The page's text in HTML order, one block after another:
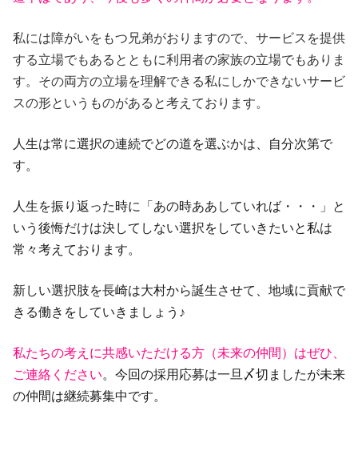
私には障がいをもつ兄弟がおりますので、サービスを提供
する立場でもあるとともに利用者の家族の立場でもありま
す。その両方の立場を理解できる私にしかできないサービ
スの形というものがあると考えております。
人生は常に選択の連続でどの道を選ぶかは、
自分次第で
す。
人生を振り返った時に「あの時ああしていれば・・・」と
いう後悔だけは決してしない選択をしていきたいと私は
常々考えております。
新しい選択肢を長崎は大村から誕生させて、 地域に貢献で
きる働きをしていきましょう ♪
私たちの考えに共感いただける方（未来の仲間）はぜひ、
ご連絡ください。 今回の採用応募は一旦〆切ましたが未来
の仲間は継続募集中です。